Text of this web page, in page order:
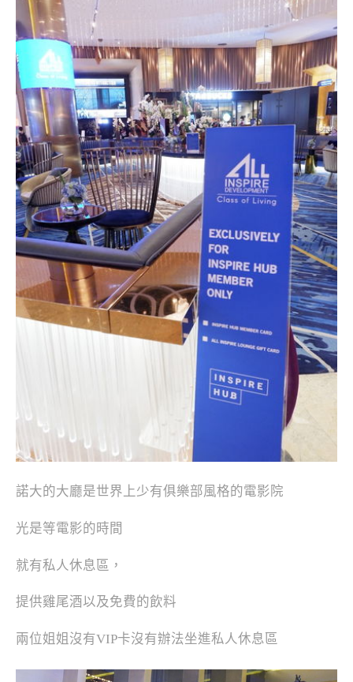
諾大的大廳是世界上少有俱樂部風格的電影院
光是等電影的時間
就有私人休息區，
提供雞尾酒以及免費的飲料
兩位姐姐沒有VIP卡沒有辦法坐進私人休息區